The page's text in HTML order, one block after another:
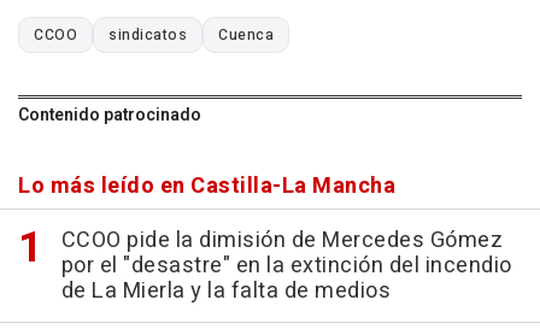
CCOO sindicatos Cuenca
Contenido patrocinado
Lo más leído en Castilla-La Mancha
CCOO pide la dimisión de Mercedes Gómez
por el "desastre" en la extinción del incendio
de La Mierla y la falta de medios